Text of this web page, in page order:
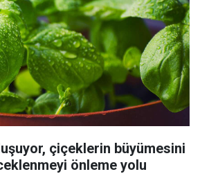
çiçeklerin büyümesini
önleme yolu